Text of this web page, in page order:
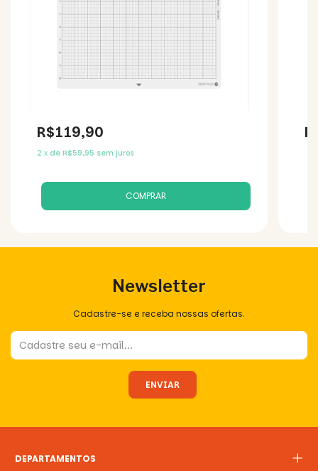
R$119,90
2 x de R$59,95 sem juros
Newsletter
Cadastre-se e receba nossas ofertas.
DEPARTAMENTOS